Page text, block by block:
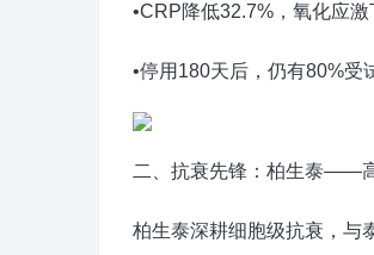
•CRP降低32.7%，氧化应激
•停用180天后，仍有80%受
二、抗衰先锋：柏生泰——
柏生泰深耕细胞级抗衰，与